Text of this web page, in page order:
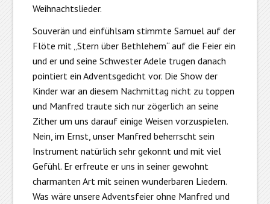
Weihnachtslieder.
Souverän und einfühlsam stimmte Samuel auf der
Flöte mit „Stern über Bethlehem“ auf die Feier ein
und er und seine Schwester Adele trugen danach
pointiert ein Adventsgedicht vor. Die Show der
Kinder war an diesem Nachmittag nicht zu toppen
und Manfred traute sich nur zögerlich an seine
Zither um uns darauf einige Weisen vorzuspielen.
Nein, im Ernst, unser Manfred beherrscht sein
Instrument natürlich sehr gekonnt und mit viel
Gefühl. Er erfreute er uns in seiner gewohnt
charmanten Art mit seinen wunderbaren Liedern.
Was wäre unsere Adventsfeier ohne Manfred und